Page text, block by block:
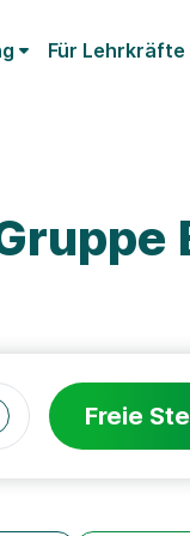
Für Lehrkräfte
Freie